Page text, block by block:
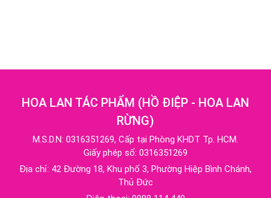
HOA LAN TÁC PHẨM (HỒ ĐIỆP - HOA LAN
RỪNG)
M.S.D.N: 0316351269, Cấp tại Phòng KHDT Tp. HCM.
Giấy phép số: 0316351269
Địa chỉ: 42 Đường 18, Khu phố 3, Phường Hiệp Bình Chánh,
Thủ Đức